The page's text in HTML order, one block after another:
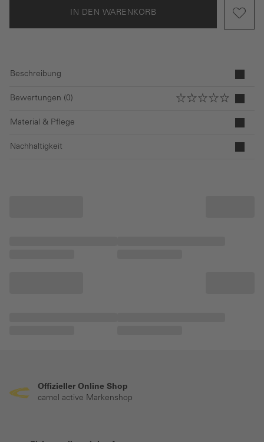
IN DEN WARENKORB
Beschreibung
Bewertungen (0)
Material & Pflege
Nachhaltigkeit
Offizieller Online Shop
camel active Markenshop